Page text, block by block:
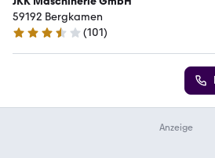
59192 Bergkamen
3.5 Sterne
(101)